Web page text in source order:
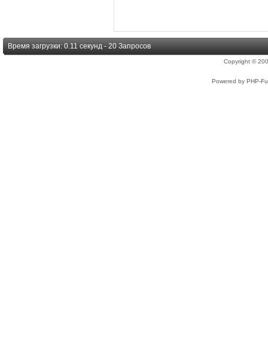
Время загрузки: 0.11 секунд - 20 Запросов
Copyright ©
Powered by PHP-